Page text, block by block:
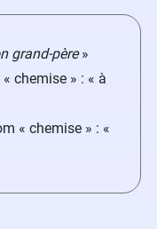
grand-père»
chemise » : « à
« chemise » : «